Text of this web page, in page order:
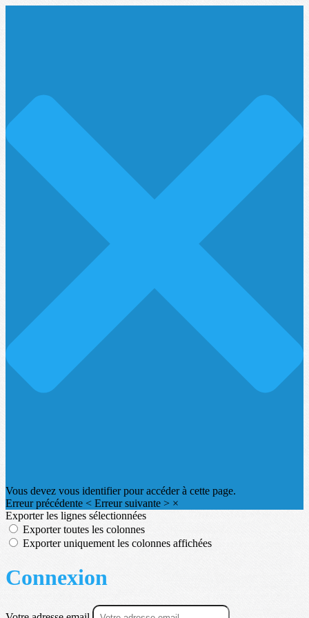
Vous devez vous identifier pour accéder à cette page.
Erreur précédente < Erreur suivante > ×
Exporter les lignes sélectionnées
Exporter toutes les colonnes
Exporter uniquement les colonnes affichées
Connexion